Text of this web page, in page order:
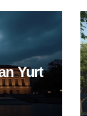
Yurt